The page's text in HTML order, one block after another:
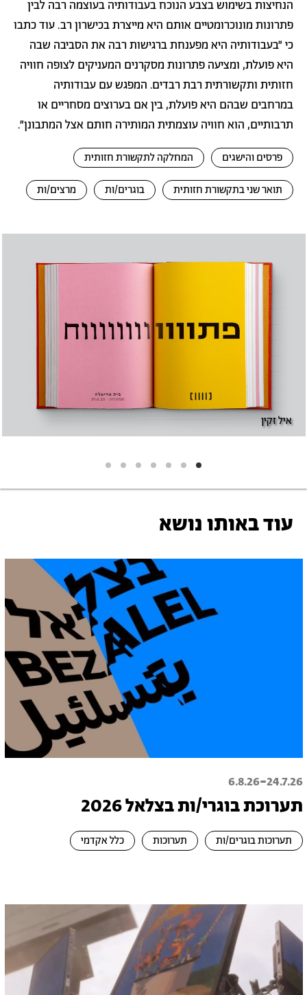
הנחיצות בשימוש בצבע הנוכח בעבודותיה בעוצמה רבה לבין
פתרונות מונוכרומטיים אותם היא מייצרת בכישרון רב.עוד כתבו
כי״בעבודותיה היא מפענחת ברגישות רבה את הסביבה שבה
היא פועלת, ומציעה פתרונות מסקרנים המעניקים לצופה חוויה
חזותית ותקשורתית רבת רבדים. המפגש עם עבודותיה
במרחבים שבהם היא פועלת, בין אם בערוצים מסחריים או
תרבותיים, הוא חוויה עוצמתית המותירה חותם אצל המתבונן״.
פרסים והישגים המחלקה לתקשורת חזותית
תואר שני בתקשורת חזותית בוגרים/ות מרצים/ות
גלריית
תמונות
איל זקין
עוד באותו נושא
24.7.26
-
6.8.26
תערוכת בוגרי/ות בצלאל 2026
תערוכות בוגרים/ות תערוכות כלל אקדמי